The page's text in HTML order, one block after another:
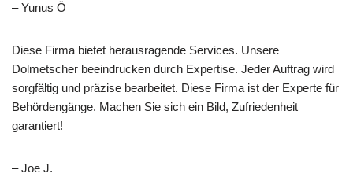
– Yunus Ö
Diese Firma bietet herausragende Services. Unsere
Dolmetscher beeindrucken durch Expertise. Jeder Auftrag wird
sorgfältig und präzise bearbeitet. Diese Firma ist der Experte für
Behördengänge. Machen Sie sich ein Bild, Zufriedenheit
garantiert!
– Joe J.